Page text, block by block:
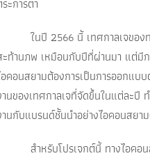
ะการตา
ปี 2566 นี้ เทศกาลเจของทา
ท้านภพ เหมือนกับปีที่ผ่านมา แต่มี
คอนสยามต้องการเป็นการออกแบ
นของเทศกาลเจที่จัดขึ้นในแต่ละปี
นกับแบรนด์ชั้นนำอย่างไอคอนสยา
หรับโปรเจกต์นี้ ทางไอคอนสย